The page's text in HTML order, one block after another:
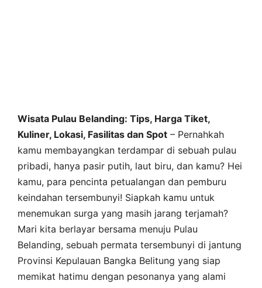
Wisata Pulau Belanding: Tips, Harga Tiket,
Kuliner, Lokasi, Fasilitas dan Spot – Pernahkah
kamu membayangkan terdampar di sebuah pulau
pribadi, hanya pasir putih, laut biru, dan kamu? Hei
kamu, para pencinta petualangan dan pemburu
keindahan tersembunyi! Siapkah kamu untuk
menemukan surga yang masih jarang terjamah?
Mari kita berlayar bersama menuju Pulau
Belanding, sebuah permata tersembunyi di jantung
Provinsi Kepulauan Bangka Belitung yang siap
memikat hatimu dengan pesonanya yang alami